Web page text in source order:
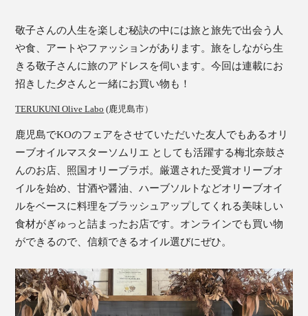
敬子さんの人生を楽しむ秘訣の中には旅と旅先で出会う人
や食、アートやファッションがあります。旅をしながら生
きる敬子さんに旅のアドレスを伺います。今回は連載にお
招きした夕さんと一緒にお買い物も！
TERUKUNI Olive Labo (鹿児島市）
鹿児島でKOのフェアをさせていただいた友人でもあるオリ
ーブオイルマスターソムリエ としても活躍する梅北奈鼓さ
んのお店、照国オリーブラボ。厳選された受賞オリーブオ
イルを始め、甘酒や醤油、ハーブソルトなどオリーブオイ
ルをベースに料理をブラッシュアップしてくれる美味しい
食材がぎゅっと詰まったお店です。オンラインでも買い物
ができるので、信頼できるオイル選びにぜひ。